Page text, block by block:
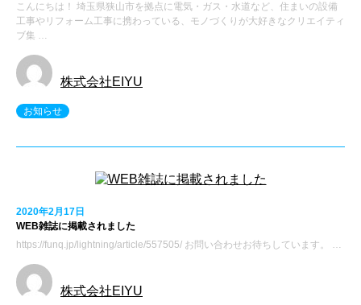
こんにちは！ 埼玉県狭山市を拠点に電気・ガス・水道など、住まいの設備
工事やリフォーム工事に携わっている、モノづくりが大好きなクリエイティ
ブ集 …
株式会社EIYU
お知らせ
2020年2月17日
WEB雑誌に掲載されました
https://funq.jp/lightning/article/557505/ お問い合わせお待ちしています。 …
株式会社EIYU